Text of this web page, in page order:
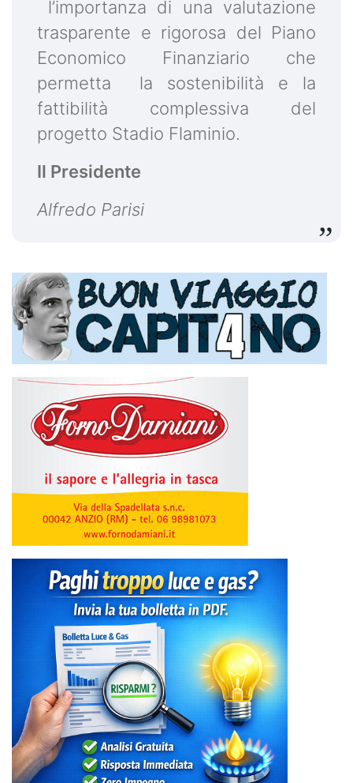
l’importanza di una valutazione
trasparente e rigorosa del Piano
Economico Finanziario che
permetta la sostenibilità e la
fattibilità complessiva del
progetto Stadio Flaminio.
Il Presidente
Alfredo Parisi